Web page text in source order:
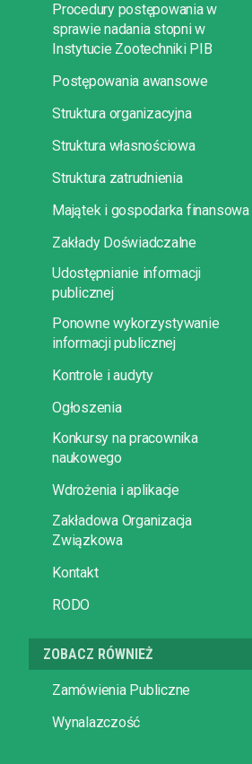
Procedury postępowania w
sprawie nadania stopni w
Instytucie Zootechniki PIB
Postępowania awansowe
Struktura organizacyjna
Struktura własnościowa
Struktura zatrudnienia
Majątek i gospodarka finansowa
Zakłady Doświadczalne
Udostępnianie informacji
publicznej
Ponowne wykorzystywanie
informacji publicznej
Kontrole i audyty
Ogłoszenia
Konkursy na pracownika
naukowego
Wdrożenia i aplikacje
Zakładowa Organizacja
Związkowa
Kontakt
RODO
ZOBACZ RÓWNIEŻ
Zamówienia Publiczne
Wynalazczość